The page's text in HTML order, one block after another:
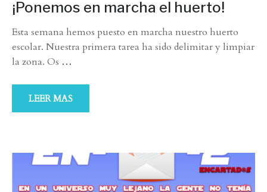
¡Ponemos en marcha el huerto!
Esta semana hemos puesto en marcha nuestro huerto
escolar. Nuestra primera tarea ha sido delimitar y limpiar
la zona. Os …
LEER MAS